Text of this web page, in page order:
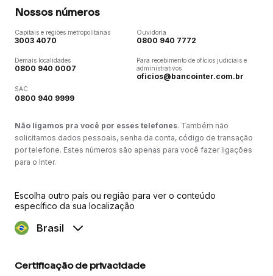
Nossos números
Capitais e regiões metropolitanas
3003 4070
Demais localidades
0800 940 0007
SAC
0800 940 9999
Ouvidoria
0800 940 7772
Para recebimento de ofícios judiciais e
administrativos
oficios@bancointer.com.br
Não ligamos pra você por esses telefones. Também não
solicitamos dados pessoais, senha da conta, código de transação
por telefone. Estes números são apenas para você fazer ligações
para o Inter.
Escolha outro país ou região para ver o conteúdo
específico da sua localização
Brasil
Certificação de privacidade